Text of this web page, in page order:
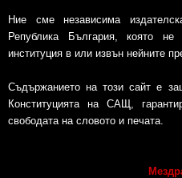
Ние сме независима
Република България, която
институция в или извън нейните
Съдържанието на този сайт е
Конституцията на САЩ,
свободата на словото и печата.